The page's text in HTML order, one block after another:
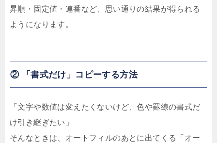
昇順・固定値・連番など、思い通りの結果が得られる
ようになります。
② 「書式だけ」コピーする方法
「文字や数値は変えたくないけど、色や罫線の書式だ
け引き継ぎたい」
そんなときは、オートフィルのあとに出てくる「オー